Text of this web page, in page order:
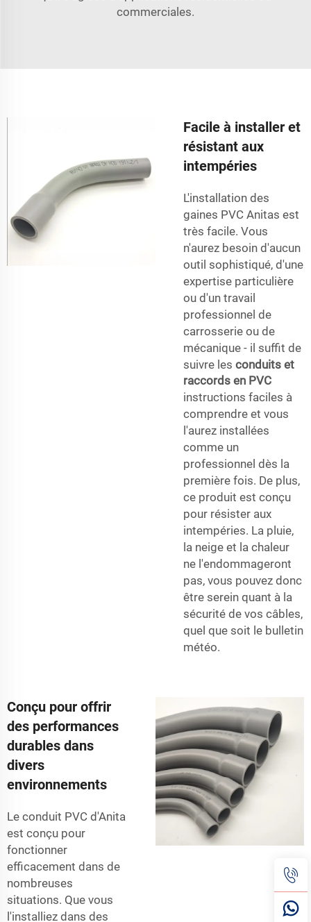
commerciales.
Facile à installer et
résistant aux
intempéries
L'installation des
gaines PVC Anitas est
très facile. Vous
n'aurez besoin d'aucun
outil sophistiqué, d'une
expertise particulière
ou d'un travail
professionnel de
carrosserie ou de
mécanique - il suffit de
suivre les conduits et
raccords en PVC
instructions faciles à
comprendre et vous
l'aurez installées
comme un
professionnel dès la
première fois. De plus,
ce produit est conçu
pour résister aux
intempéries. La pluie,
la neige et la chaleur
ne l'endommageront
pas, vous pouvez donc
être serein quant à la
sécurité de vos câbles,
quel que soit le bulletin
météo.
Conçu pour offrir
des performances
durables dans
divers
environnements
Le conduit PVC d'Anita
est conçu pour
fonctionner
efficacement dans de
nombreuses
situations. Que vous
l'installiez dans des